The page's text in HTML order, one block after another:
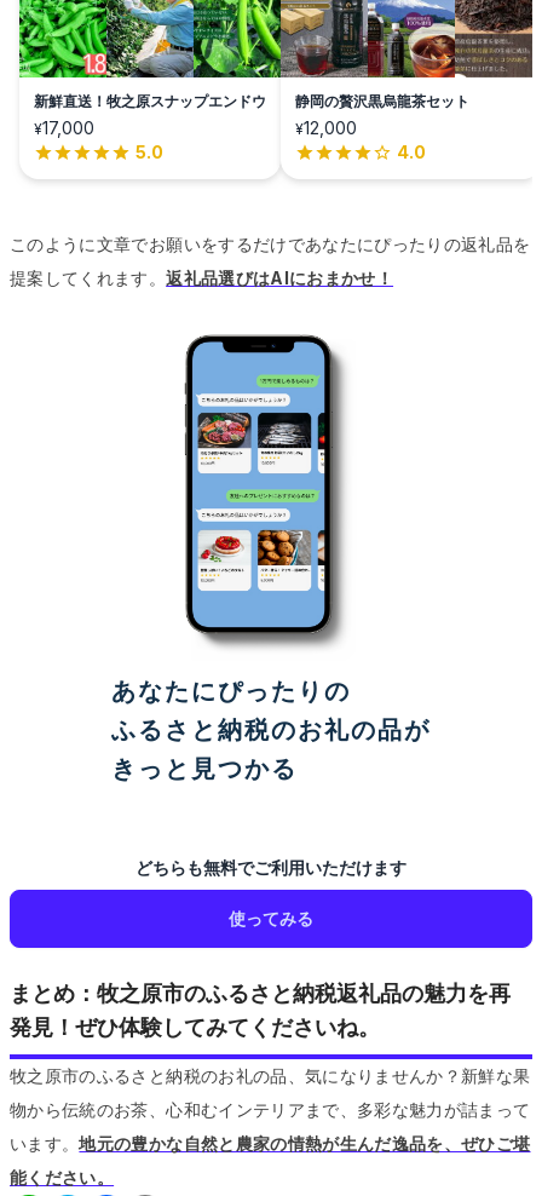
新鮮直送！牧之原スナップエンドウ
¥17,000
5.0
静岡の贅沢黒烏龍茶セット
¥12,000
4.0
このように文章でお願いをするだけであなたにぴったりの返礼品を
提案してくれます。返礼品選びはAIにおまかせ！
あなたにぴったりの
ふるさと納税のお礼の品が
きっと見つかる
どちらも無料でご利用いただけます
使ってみる
まとめ：牧之原市のふるさと納税返礼品の魅力を再
発見！ぜひ体験してみてくださいね。
牧之原市のふるさと納税のお礼の品、気になりませんか？新鮮な果
物から伝統のお茶、心和むインテリアまで、多彩な魅力が詰まって
います。地元の豊かな自然と農家の情熱が生んだ逸品を、ぜひご堪
能ください。